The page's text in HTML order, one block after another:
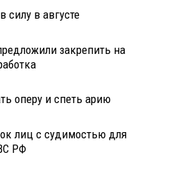
в августе
закрепить на
оперу и спеть арию
лиц с судимостью для
РФ